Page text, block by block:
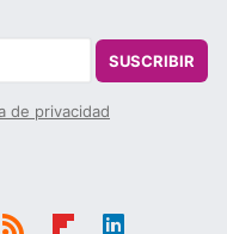
SUSCRIBIR
de privacidad